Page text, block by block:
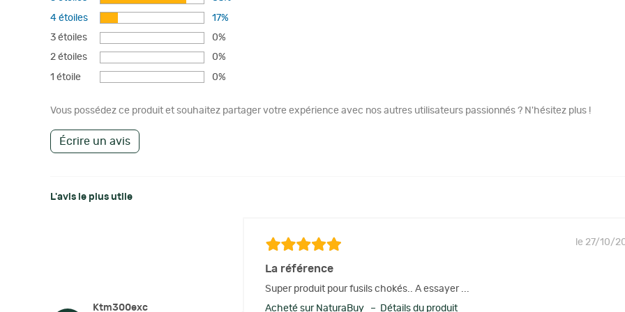
4 étoiles 17%
3 étoiles 0%
2 étoiles 0%
1 étoile 0%
Vous possédez ce produit et souhaitez partager votre expérience avec nos autres utilisateurs passionnés ? N'hésitez plus !
Écrire un avis
L'avis le plus utile
Ktm300exc
le 27/10/
La référence
Super produit pour fusils chokés.. A essayer ...
Acheté sur NaturaBuy – Détails du produit